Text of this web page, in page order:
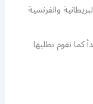
والفرنسية
كما نقوم بطليها